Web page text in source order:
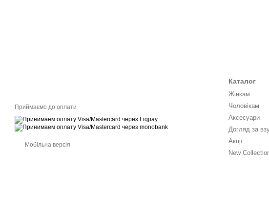
Приймаємо до оплати
Мобільна версія
Каталог
Жінкам
Чоловікам
Аксесуари
Догляд за
Акції
New